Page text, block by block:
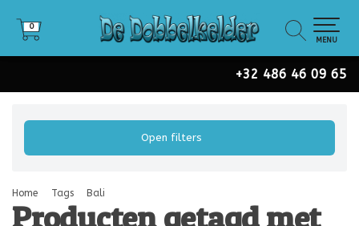
+32 486 46 09 65
0
0
MENU
Open filters
Home Tags Bali
Producten getagd met